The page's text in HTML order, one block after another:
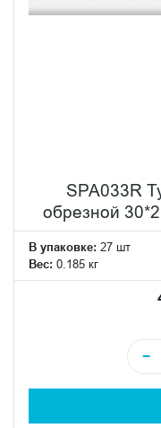
SPA033R
обрезной
В упаковке: 27 шт
Вес: 0.185 кг
−